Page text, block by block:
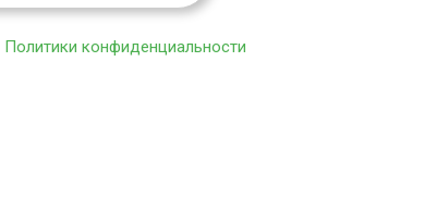
Политики конфиденциальности